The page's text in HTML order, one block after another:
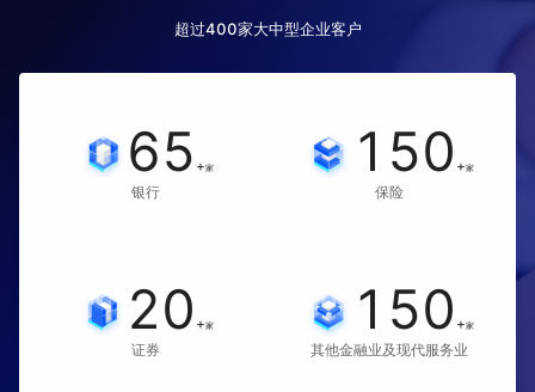
超过400家大中型企业客户
65 +家
银行
150 +家
保险
20 +家
证券
150 +家
其他金融业及现代服务业